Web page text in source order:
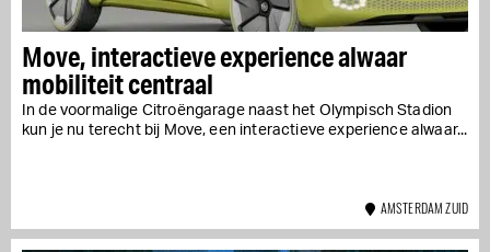
Move, interactieve experience alwaar
mobiliteit centraal
In de voormalige Citroëngarage naast het Olympisch Stadion
kun je nu terecht bij Move, een interactieve experience alwaar...
AMSTERDAM ZUID